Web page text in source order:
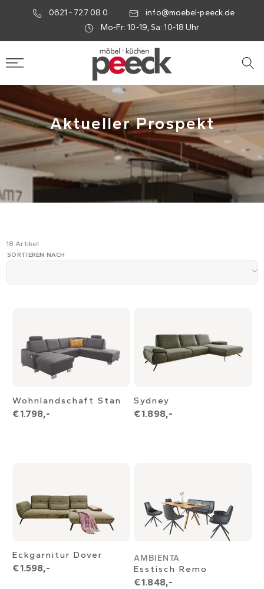
0621 - 727 08 0
info@moebel-peeck.de
Mo-Fr: 10-19, Sa: 10-18 Uhr
Aktueller Prospekt
18 Artikel
SORTIEREN NACH
Wohnlandschaft Stan
€ 1.798,-
Sydney
€ 1.898,-
Eckgarnitur Dover
€ 1.598,-
AMBIENTA
Esstisch Remo
€ 1.848,-